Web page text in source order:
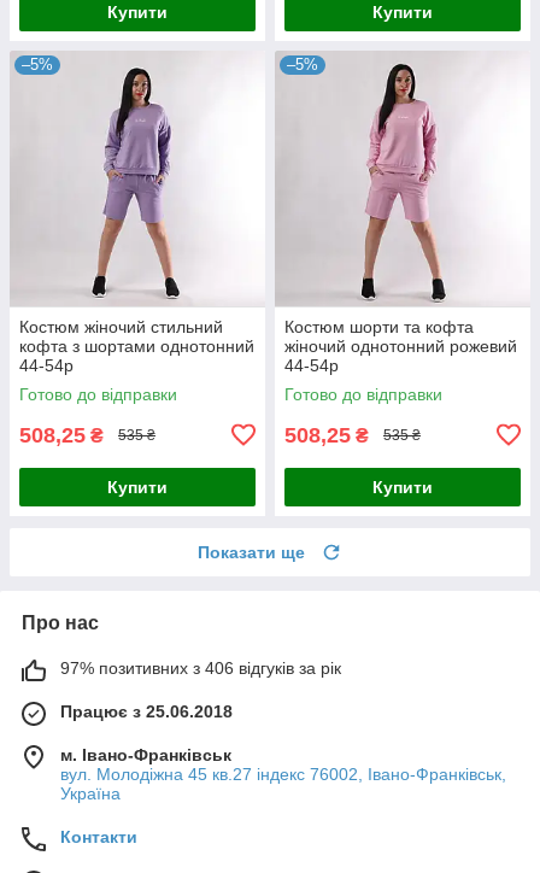
Купити Купити
–5%
Костюм жіночий стильний
кофта з шортами однотонний
44-54р
Готово до відправки
508,25 ₴ 535 ₴
Купити
–5%
Костюм шорти та кофта
жіночий однотонний рожевий
44-54р
Готово до відправки
508,25 ₴ 535 ₴
Купити
Показати ще
Про нас
97% позитивних з 406 відгуків за рік
Працює з 25.06.2018
м. Івано-Франківськ
вул. Молодіжна 45 кв.27 індекс 76002, Івано-Франківськ,
Україна
Контакти